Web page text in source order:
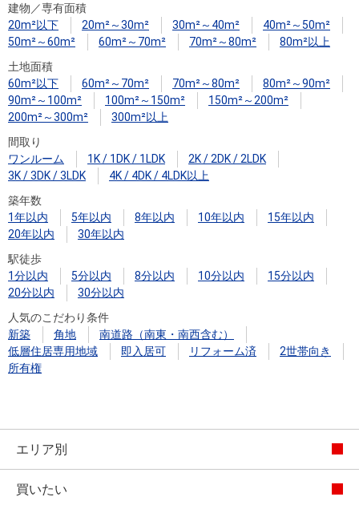
建物／専有面積
20m²以下
20m²～30m² 30m²～40m²
40m²～50m²
50m²～60m²
60m²～70m² 70m²～80m²
80m²以上
土地面積
60m²以下
60m²～70m² 70m²～80m²
80m²～90m²
90m²～100m²
100m²～150m²
150m²～200m²
200m²～300m²
300m²以上
間取り
ワンルーム
1K / 1DK / 1LDK
2K / 2DK / 2LDK
3K / 3DK / 3LDK
4K / 4DK / 4LDK以上
築年数
1年以内
5年以内 8年以内 10年以内
15年以内
20年以内
30年以内
駅徒歩
1分以内
5分以内 8分以内 10分以内
15分以内
20分以内
30分以内
人気のこだわり条件
新築
角地
南道路（南東・南西含む）
低層住居専用地域
即入居可 リフォーム済
2世帯向き
所有権
エリア別
買いたい